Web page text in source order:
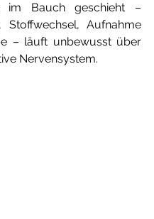
im Bauch geschieht –
Stoffwechsel, Aufnahme
– läuft unbewusst über
Nervensystem.